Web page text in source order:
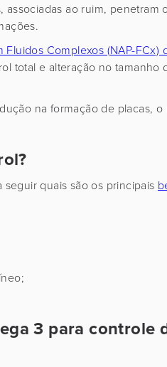
ao ruim, penetram
Complexos (NAP-FCx)
total e alteração no tamanho
na formação de placas,
quais são os principais
3 para controle